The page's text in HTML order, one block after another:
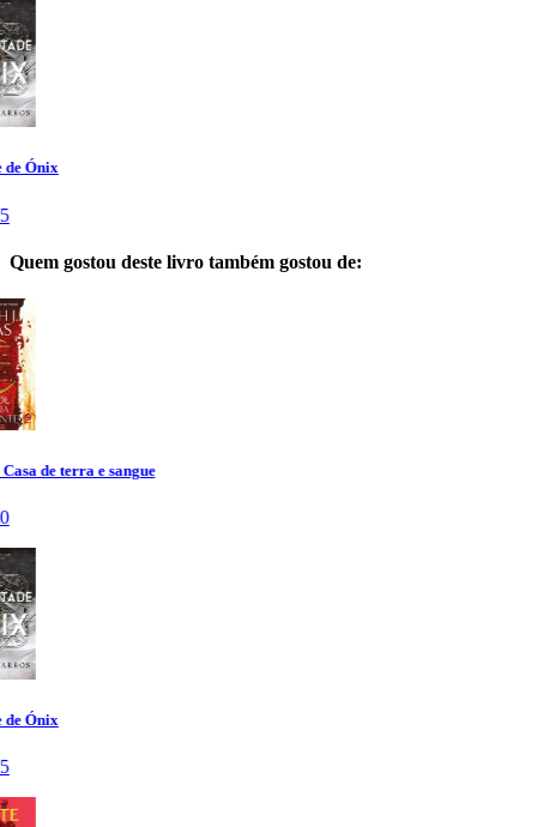
Quem gostou deste livro também gostou de: